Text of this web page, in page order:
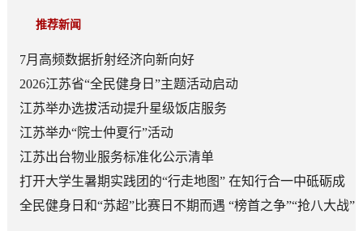
推荐新闻
7月高频数据折射经济向新向好
2026江苏省“全民健身日”主题活动启动
江苏举办选拔活动提升星级饭店服务
江苏举办“院士仲夏行”活动
江苏出台物业服务标准化公示清单
打开大学生暑期实践团的“行走地图” 在知行合一中砥砺成
长
全民健身日和“苏超”比赛日不期而遇 “榜首之争”“抢八大战”